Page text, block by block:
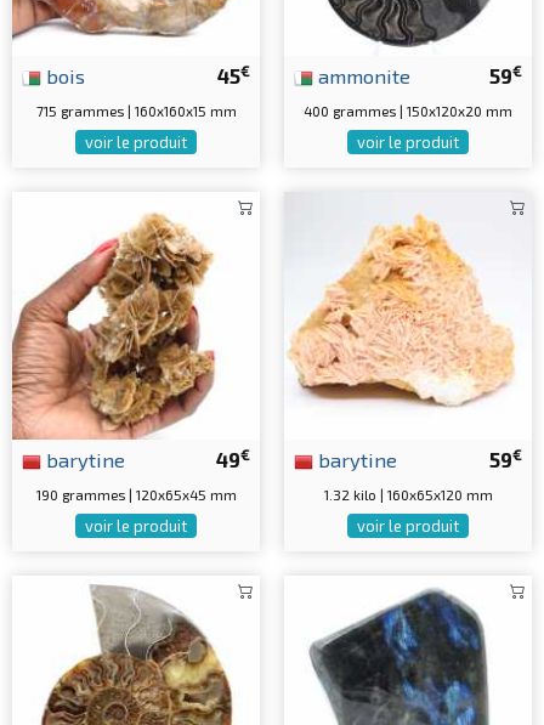
45€
bois
715 grammes | 160x160x15 mm
voir le produit
59€
ammonite
400 grammes | 150x120x20 mm
voir le produit
49€
barytine
190 grammes | 120x65x45 mm
voir le produit
59€
barytine
1.32 kilo | 160x65x120 mm
voir le produit